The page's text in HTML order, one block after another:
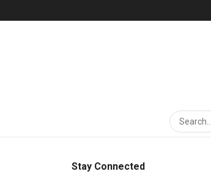
Stay Connected